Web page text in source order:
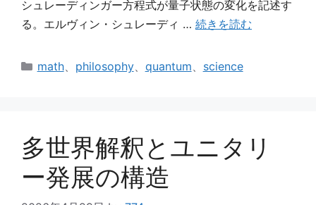
シュレーディンガー方程式が量子状態の変化を記述す
る。エルヴィン・シュレーディ … 続きを読む
カ
math、 philosophy、 quantum、 science
多世界解釈とユニタリ
ー発展の構造